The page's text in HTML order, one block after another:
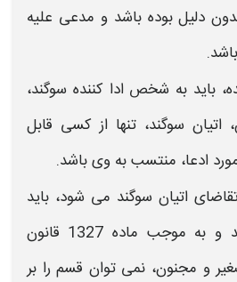
دلیل بوده باشد و مدعی علیه
باید به شخص ادا کننده سوگند،
اتیان سوگند، تنها از کسی قابل
ادعا، منتسب به وی باشد.
اتیان سوگند می شود، باید
جزء طرفین دعوا باشد و به موجب ماده 1327 قانون
و مجنون، نمی توان قسم را بر